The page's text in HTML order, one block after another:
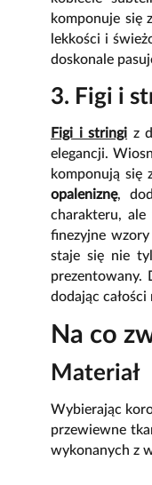
komponuje się
lekkości i
doskonale
3. Figi i
Figi i stringi z
elegancji.
komponują się
opaleniznę,
charakteru,
finezyjne
staje się nie
prezentowany.
dodając
Na co
Materiał
Wybierając
przewiewne
wykonanych z